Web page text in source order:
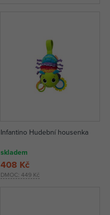
Infantino Hudební housenka
skladem
DMOC: 449 Kč
408 Kč